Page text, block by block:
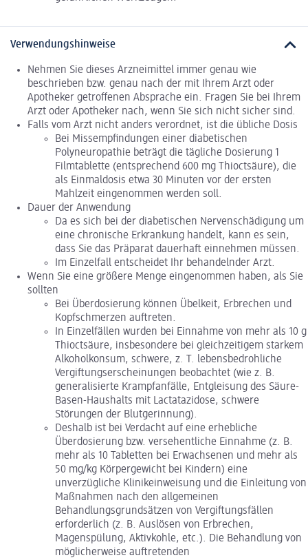
Verwendungshinweise
Nehmen Sie dieses Arzneimittel immer genau wie
beschrieben bzw. genau nach der mit Ihrem Arzt oder
Apotheker getroffenen Absprache ein. Fragen Sie bei Ihrem
Arzt oder Apotheker nach, wenn Sie sich nicht sicher sind.
Falls vom Arzt nicht anders verordnet, ist die übliche Dosis
Bei Missempfindungen einer diabetischen
Polyneuropathie beträgt die tägliche Dosierung 1
Filmtablette (entsprechend 600 mg Thioctsäure), die
als Einmaldosis etwa 30 Minuten vor der ersten
Mahlzeit eingenommen werden soll.
Dauer der Anwendung
Da es sich bei der diabetischen Nervenschädigung um
eine chronische Erkrankung handelt, kann es sein,
dass Sie das Präparat dauerhaft einnehmen müssen.
Im Einzelfall entscheidet Ihr behandelnder Arzt.
Wenn Sie eine größere Menge eingenommen haben, als Sie
sollten
Bei Überdosierung können Übelkeit, Erbrechen und
Kopfschmerzen auftreten.
In Einzelfällen wurden bei Einnahme von mehr als 10 g
Thioctsäure, insbesondere bei gleichzeitigem starkem
Alkoholkonsum, schwere, z. T. lebensbedrohliche
Vergiftungserscheinungen beobachtet (wie z. B.
generalisierte Krampfanfälle, Entgleisung des Säure-
Basen-Haushalts mit Lactatazidose, schwere
Störungen der Blutgerinnung).
Deshalb ist bei Verdacht auf eine erhebliche
Überdosierung bzw. versehentliche Einnahme (z. B.
mehr als 10 Tabletten bei Erwachsenen und mehr als
50 mg/kg Körpergewicht bei Kindern) eine
unverzügliche Klinikeinweisung und die Einleitung von
Maßnahmen nach den allgemeinen
Behandlungsgrundsätzen von Vergiftungsfällen
erforderlich (z. B. Auslösen von Erbrechen,
Magenspülung, Aktivkohle, etc.). Die Behandlung von
möglicherweise auftretenden